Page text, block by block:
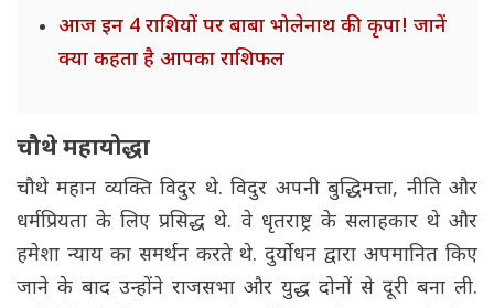
आज इन 4 राशियों पर बाबा भोलेनाथ की कृपा! जानें
क्या कहता है आपका राशिफल
चौथे महायोद्धा
चौथे महान व्यक्ति विदुर थे. विदुर अपनी बुद्धिमत्ता, नीति और
धर्मप्रियता के लिए प्रसिद्ध थे. वे धृतराष्ट्र के सलाहकार थे और
हमेशा न्याय का समर्थन करते थे. दुर्योधन द्वारा अपमानित किए
जाने के बाद उन्होंने राजसभा और युद्ध दोनों से दूरी बना ली.